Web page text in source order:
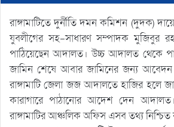
রাঙ্গামাটিতে দুর্নীতি দমন কমিশন (দুদক)
যুবলীগের সহ-সাধারণ সম্পাদক মুজিবুর
পাঠিয়েছেন আদালত। উচ্চ আদালত থেকে
জামিন শেষে আবার জামিনের জন্য
রাঙ্গামাটি জেলা জজ আদালতে হাজির হলে
কারাগারে পাঠানোর আদেশ দেন
রাঙ্গামাটির আঞ্চলিক অফিস এসব তথ্য